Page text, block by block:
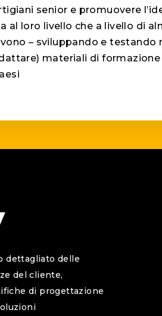
senior e promuovere
al loro livello che a livello di
– sviluppando e testando
materiali di
dettagliato delle
del cliente,
di progettazione